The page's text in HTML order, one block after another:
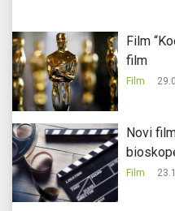
Film
film
Film
Novi
Film